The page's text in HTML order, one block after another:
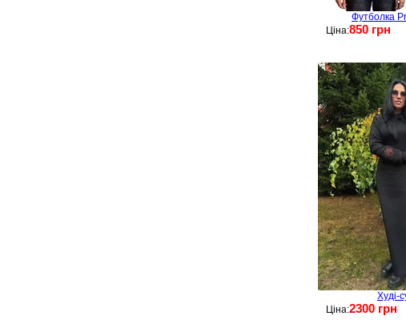
Футболка
Ціна:850 грн
Худі-
Ціна:2300 грн